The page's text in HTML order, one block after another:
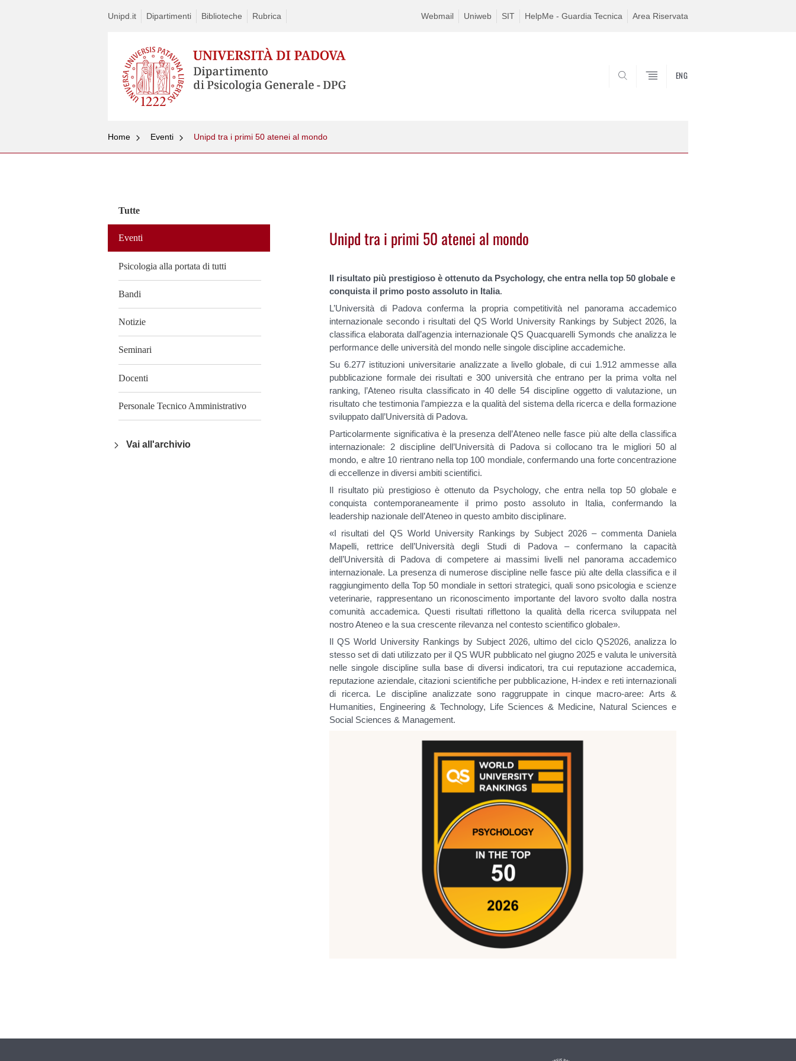
Unipd.it Dipartimenti Biblioteche Rubrica Webmail Uniweb SIT HelpMe - Guardia Tecnica Area Riservata
ENG
Home Eventi Unipd tra i primi 50 atenei al mondo
Tutte
Eventi
Psicologia alla portata di tutti
Bandi
Notizie
Seminari
Docenti
Personale Tecnico Amministrativo
Vai all'archivio
Unipd tra i primi 50 atenei al mondo
Il risultato più prestigioso è ottenuto da Psychology, che entra nella top 50 globale e
conquista il primo posto assoluto in Italia.
L’Università di Padova conferma la propria competitività nel panorama accademico
internazionale secondo i risultati del QS World University Rankings by Subject 2026, la
classifica elaborata dall’agenzia internazionale QS Quacquarelli Symonds che analizza le
performance delle università del mondo nelle singole discipline accademiche.
Su 6.277 istituzioni universitarie analizzate a livello globale, di cui 1.912 ammesse alla
pubblicazione formale dei risultati e 300 università che entrano per la prima volta nel
ranking, l’Ateneo risulta classificato in 40 delle 54 discipline oggetto di valutazione, un
risultato che testimonia l’ampiezza e la qualità del sistema della ricerca e della formazione
sviluppato dall’Università di Padova.
Particolarmente significativa è la presenza dell’Ateneo nelle fasce più alte della classifica
internazionale: 2 discipline dell’Università di Padova si collocano tra le migliori 50 al
mondo, e altre 10 rientrano nella top 100 mondiale, confermando una forte concentrazione
di eccellenze in diversi ambiti scientifici.
Il risultato più prestigioso è ottenuto da Psychology, che entra nella top 50 globale e
conquista contemporaneamente il primo posto assoluto in Italia, confermando la
leadership nazionale dell’Ateneo in questo ambito disciplinare.
«I risultati del QS World University Rankings by Subject 2026 – commenta Daniela
Mapelli, rettrice dell’Università degli Studi di Padova – confermano la capacità
dell’Università di Padova di competere ai massimi livelli nel panorama accademico
internazionale. La presenza di numerose discipline nelle fasce più alte della classifica e il
raggiungimento della Top 50 mondiale in settori strategici, quali sono psicologia e scienze
veterinarie, rappresentano un riconoscimento importante del lavoro svolto dalla nostra
comunità accademica. Questi risultati riflettono la qualità della ricerca sviluppata nel
nostro Ateneo e la sua crescente rilevanza nel contesto scientifico globale».
Il QS World University Rankings by Subject 2026, ultimo del ciclo QS2026, analizza lo
stesso set di dati utilizzato per il QS WUR pubblicato nel giugno 2025 e valuta le università
nelle singole discipline sulla base di diversi indicatori, tra cui reputazione accademica,
reputazione aziendale, citazioni scientifiche per pubblicazione, H-index e reti internazionali
di ricerca. Le discipline analizzate sono raggruppate in cinque macro-aree: Arts &
Humanities, Engineering & Technology, Life Sciences & Medicine, Natural Sciences e
Social Sciences & Management.